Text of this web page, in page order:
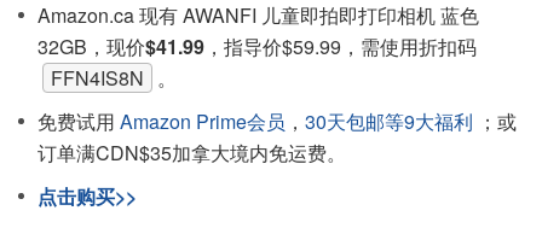
Amazon.ca 现有 AWANFI 儿童即拍即打印相机 蓝色
32GB，现价$41.99 ，指导价$59.99，需使用折扣码
FFN4IS8N 。
免费试用 Amazon Prime会员 ， 30天包邮等9大福利 ；或
订单满CDN$35加拿大境内免运费。
点击购买>>